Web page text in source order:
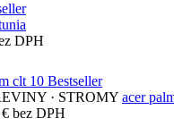
DPH
Bestseller
· STROMY acer
€ bez DPH